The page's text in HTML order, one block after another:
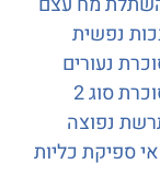
2
כליות